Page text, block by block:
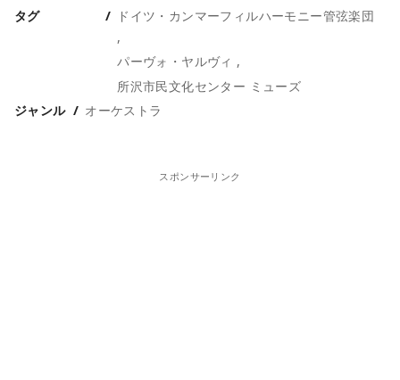
タグ
ドイツ・カンマーフィルハーモニー管弦楽団
パーヴォ・ヤルヴィ
所沢市民文化センター ミューズ
ジャンル
オーケストラ
スポンサーリンク